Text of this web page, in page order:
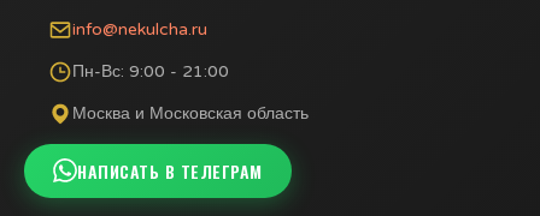
info@nekulcha.ru
Пн-Вс: 9:00 - 21:00
Москва и Московская область
НАПИСАТЬ В ТЕЛЕГРАМ